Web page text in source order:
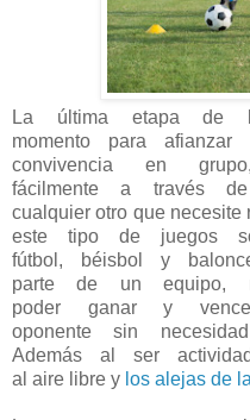
La última etapa de
momento para
convivencia en
fácilmente a través
cualquier otro que
este tipo de juegos
fútbol, béisbol y
parte de un equipo,
poder ganar y
oponente sin
Además al ser
al aire libre y los alejas de